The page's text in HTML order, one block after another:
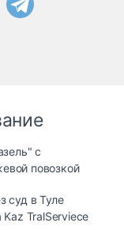
с
повозкой
суд в Туле
TralServiece